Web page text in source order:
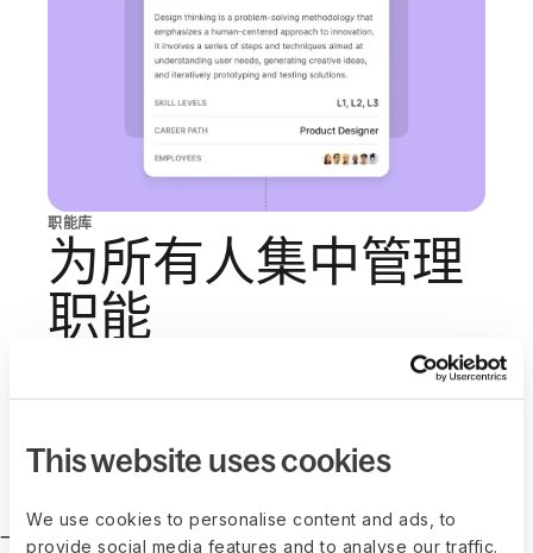
This website uses cookies
We use cookies to personalise content and ads, to
provide social media features and to analyse our traffic.
职能库
为所有人集中管理
职能
在一个地方管理职能，将其应用到反馈和绩效考核
一体化人才管理